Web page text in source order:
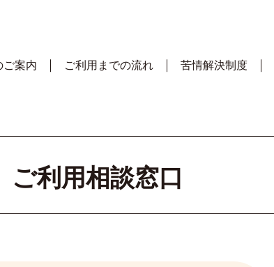
ご案内 ご利用までの流れ 苦情解決制度
ご利用相談窓口